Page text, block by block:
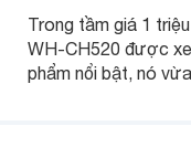
Trong tầm giá 1
WH-CH520 được
phẩm nổi bật, nó